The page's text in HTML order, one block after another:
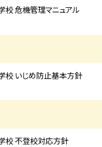
危機管理マニュアル
いじめ防止基本方針
校 不登校対応方針